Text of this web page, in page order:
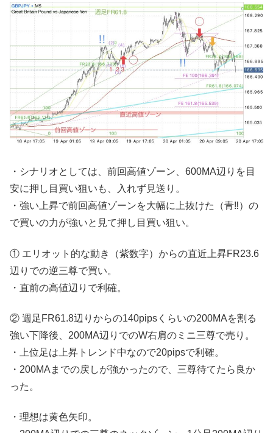
・シナリオとしては、前回高値ゾーン、600MA辺りを目
安に押し目買い狙いも、入れず見送り。
・強い上昇で前回高値ゾーンを大幅に上抜けた（青‼︎）の
で買いの力が強いと見て押し目買い狙い。
① エリオット的な動き（紫数字）からの直近上昇FR23.6
辺りでの逆三尊で買い。
・直前の高値辺りで利確。
② 週足FR61.8辺りからの140pipsくらいの200MAを割る
強い下降後、200MA辺りでのW右肩のミニ三尊で売り。
・上位足は上昇トレンド中なので20pipsで利確。
・200MAまでの戻しが強かったので、三尊待てたら良か
った。
・理想は黄色矢印。